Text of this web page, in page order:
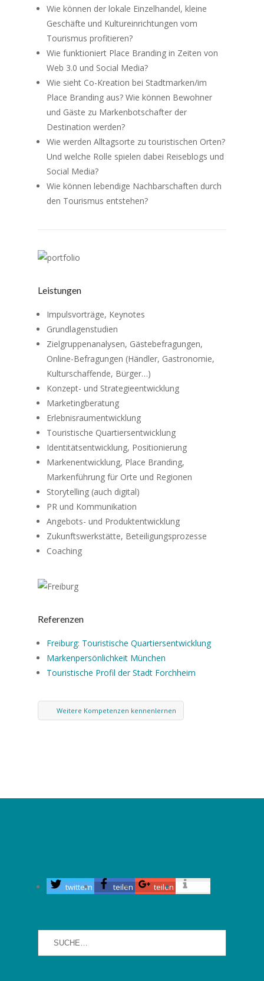
Wie können der lokale Einzelhandel, kleine
Geschäfte und Kultureinrichtungen vom
Tourismus profitieren?
Wie funktioniert Place Branding in Zeiten von
Web 3.0 und Social Media?
Wie sieht Co-Kreation bei Stadtmarken/im
Place Branding aus? Wie können Bewohner
und Gäste zu Markenbotschafter der
Destination werden?
Wie werden Alltagsorte zu touristischen Orten?
Und welche Rolle spielen dabei Reiseblogs und
Social Media?
Wie können lebendige Nachbarschaften durch
den Tourismus entstehen?
Leistungen
Impulsvorträge, Keynotes
Grundlagenstudien
Zielgruppenanalysen, Gästebefragungen,
Online-Befragungen (Händler, Gastronomie,
Kulturschaffende, Bürger…)
Konzept- und Strategieentwicklung
Marketingberatung
Erlebnisraumentwicklung
Touristische Quartiersentwicklung
Identitätsentwicklung, Positionierung
Markenentwicklung, Place Branding,
Markenführung für Orte und Regionen
Storytelling (auch digital)
PR und Kommunikation
Angebots- und Produktentwicklung
Zukunftswerkstätte, Beteiligungsprozesse
Coaching
Referenzen
Freiburg: Touristische Quartiersentwicklung
Markenpersönlichkeit München
Touristische Profil der Stadt Forchheim
Weitere Kompetenzen kennenlernen
twittern teilen teilen